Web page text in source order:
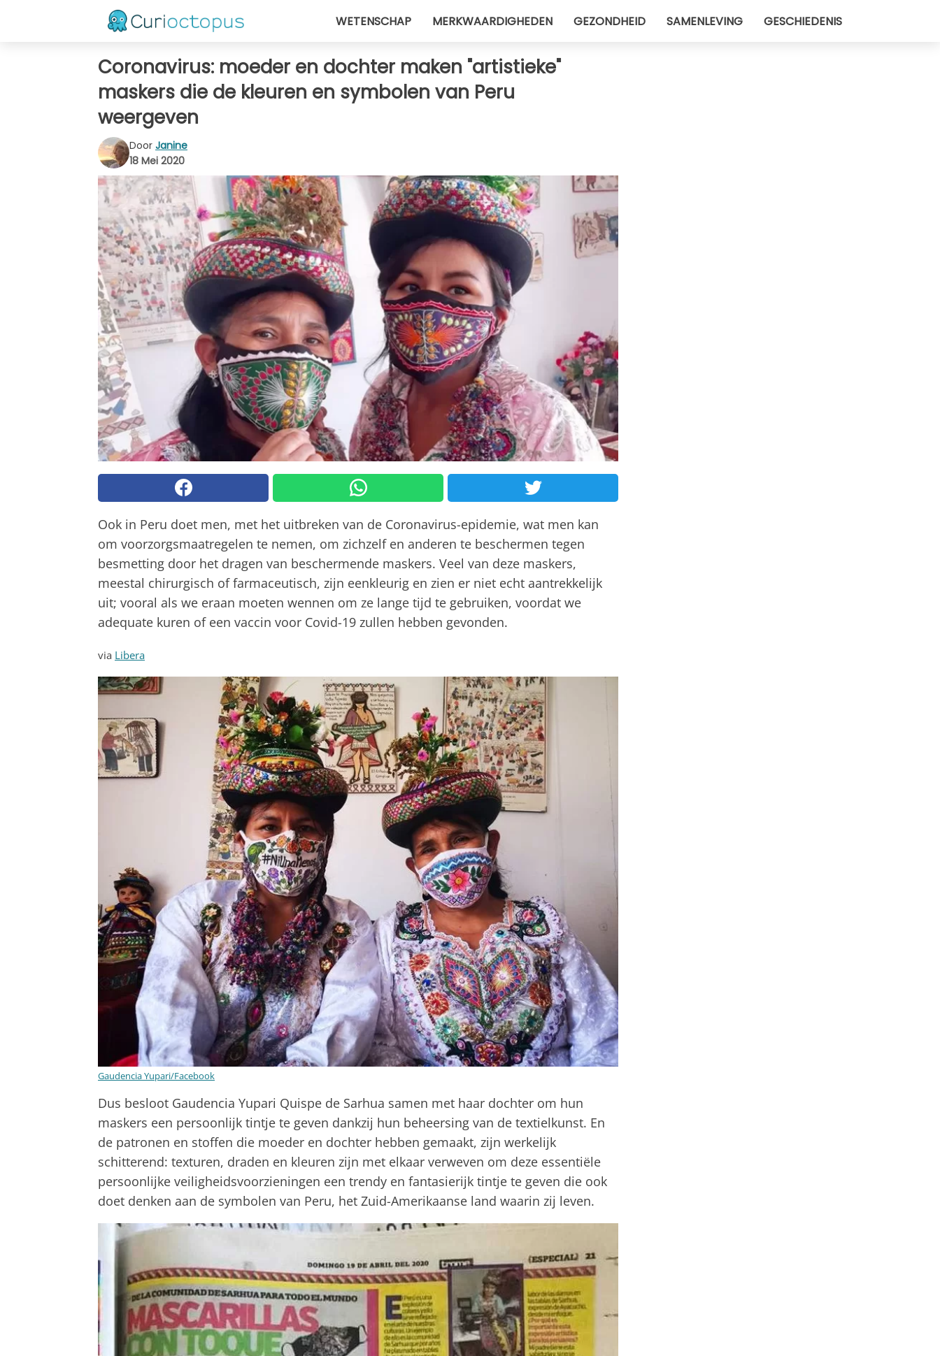
WETENSCHAP MERKWAARDIGHEDEN GEZONDHEID SAMENLEVING GESCHIEDENIS
Coronavirus: moeder en dochter maken "artistieke"
maskers die de kleuren en symbolen van Peru
weergeven
Door Janine
18 Mei 2020
Ook in Peru doet men, met het uitbreken van de Coronavirus-epidemie, wat men kan
om voorzorgsmaatregelen te nemen, om zichzelf en anderen te beschermen tegen
besmetting door het dragen van beschermende maskers. Veel van deze maskers,
meestal chirurgisch of farmaceutisch, zijn eenkleurig en zien er niet echt aantrekkelijk
uit; vooral als we eraan moeten wennen om ze lange tijd te gebruiken, voordat we
adequate kuren of een vaccin voor Covid-19 zullen hebben gevonden.
via Libera
Gaudencia Yupari/Facebook
Dus besloot Gaudencia Yupari Quispe de Sarhua samen met haar dochter om hun
maskers een persoonlijk tintje te geven dankzij hun beheersing van de textielkunst. En
de patronen en stoffen die moeder en dochter hebben gemaakt, zijn werkelijk
schitterend: texturen, draden en kleuren zijn met elkaar verweven om deze essentiële
persoonlijke veiligheidsvoorzieningen een trendy en fantasierijk tintje te geven die ook
doet denken aan de symbolen van Peru, het Zuid-Amerikaanse land waarin zij leven.